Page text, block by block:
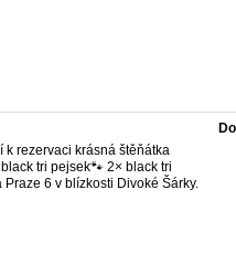
k rezervaci krásná štěňátka
tri pejsek🐾 2× black tri
6 v blízkosti Divoké Šárky.